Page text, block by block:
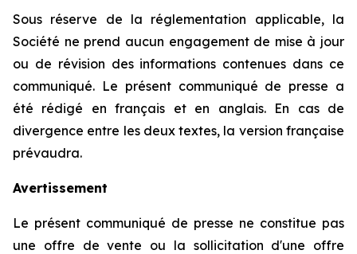
Sous réserve de la réglementation applicable, la
Société ne prend aucun engagement de mise à jour
ou de révision des informations contenues dans ce
communiqué. Le présent communiqué de presse a
été rédigé en français et en anglais. En cas de
divergence entre les deux textes, la version française
prévaudra.
Avertissement
Le présent communiqué de presse ne constitue pas
une offre de vente ou la sollicitation d'une offre